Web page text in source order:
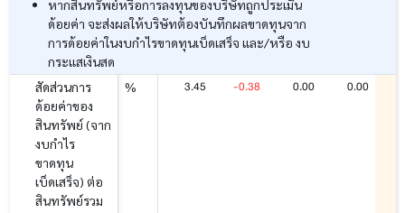
หากสินทรัพย์หรือการลงทุนของบริษัทถูกประเมิน
ด้อยค่า จะส่งผลให้บริษัทต้องบันทึกผลขาดทุนจาก
การด้อยค่าในงบกำไรขาดทุนเบ็ดเสร็จ และ/หรือ งบ
กระแสเงินสด
สัดส่วนการ
ด้อยค่าของ
สินทรัพย์ (จาก
งบกำไร
ขาดทุน
เบ็ดเสร็จ) ต่อ
สินทรัพย์รวม
% 3.45 -0.38 0.00 0.00